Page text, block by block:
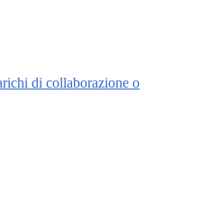
di collaborazione o